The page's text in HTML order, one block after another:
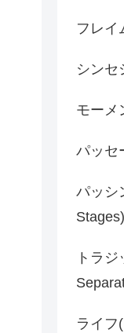
フレイ
シンセ
モーメ
パッセ
パッシ
Stages)
トラ
ライフ